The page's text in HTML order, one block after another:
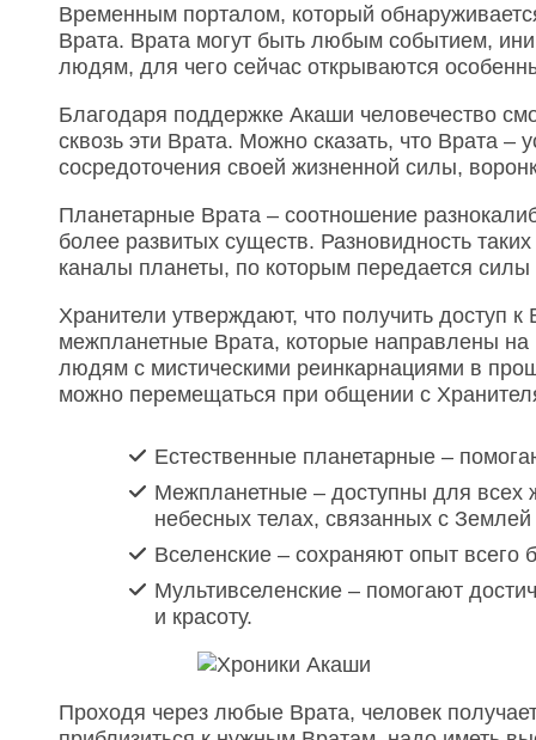
Временным порталом, который
Врата. Врата могут быть любым событием,
людям, для чего сейчас открываются
Благодаря поддержке Акаши человечество
сквозь эти Врата. Можно сказать, что Врата –
сосредоточения своей жизненной силы,
Планетарные Врата – соотношение
более развитых существ. Разновидность
каналы планеты, по которым передается
Хранители утверждают, что получить доступ
межпланетные Врата, которые направлены
людям с мистическими реинкарнациями в
можно перемещаться при общении с
Естественные планетарные –
Межпланетные – доступны для
небесных телах, связанных с Землей
Вселенские – сохраняют опыт всего
Мультивселенские – помогают
и красоту.
Проходя через любые Врата, человек